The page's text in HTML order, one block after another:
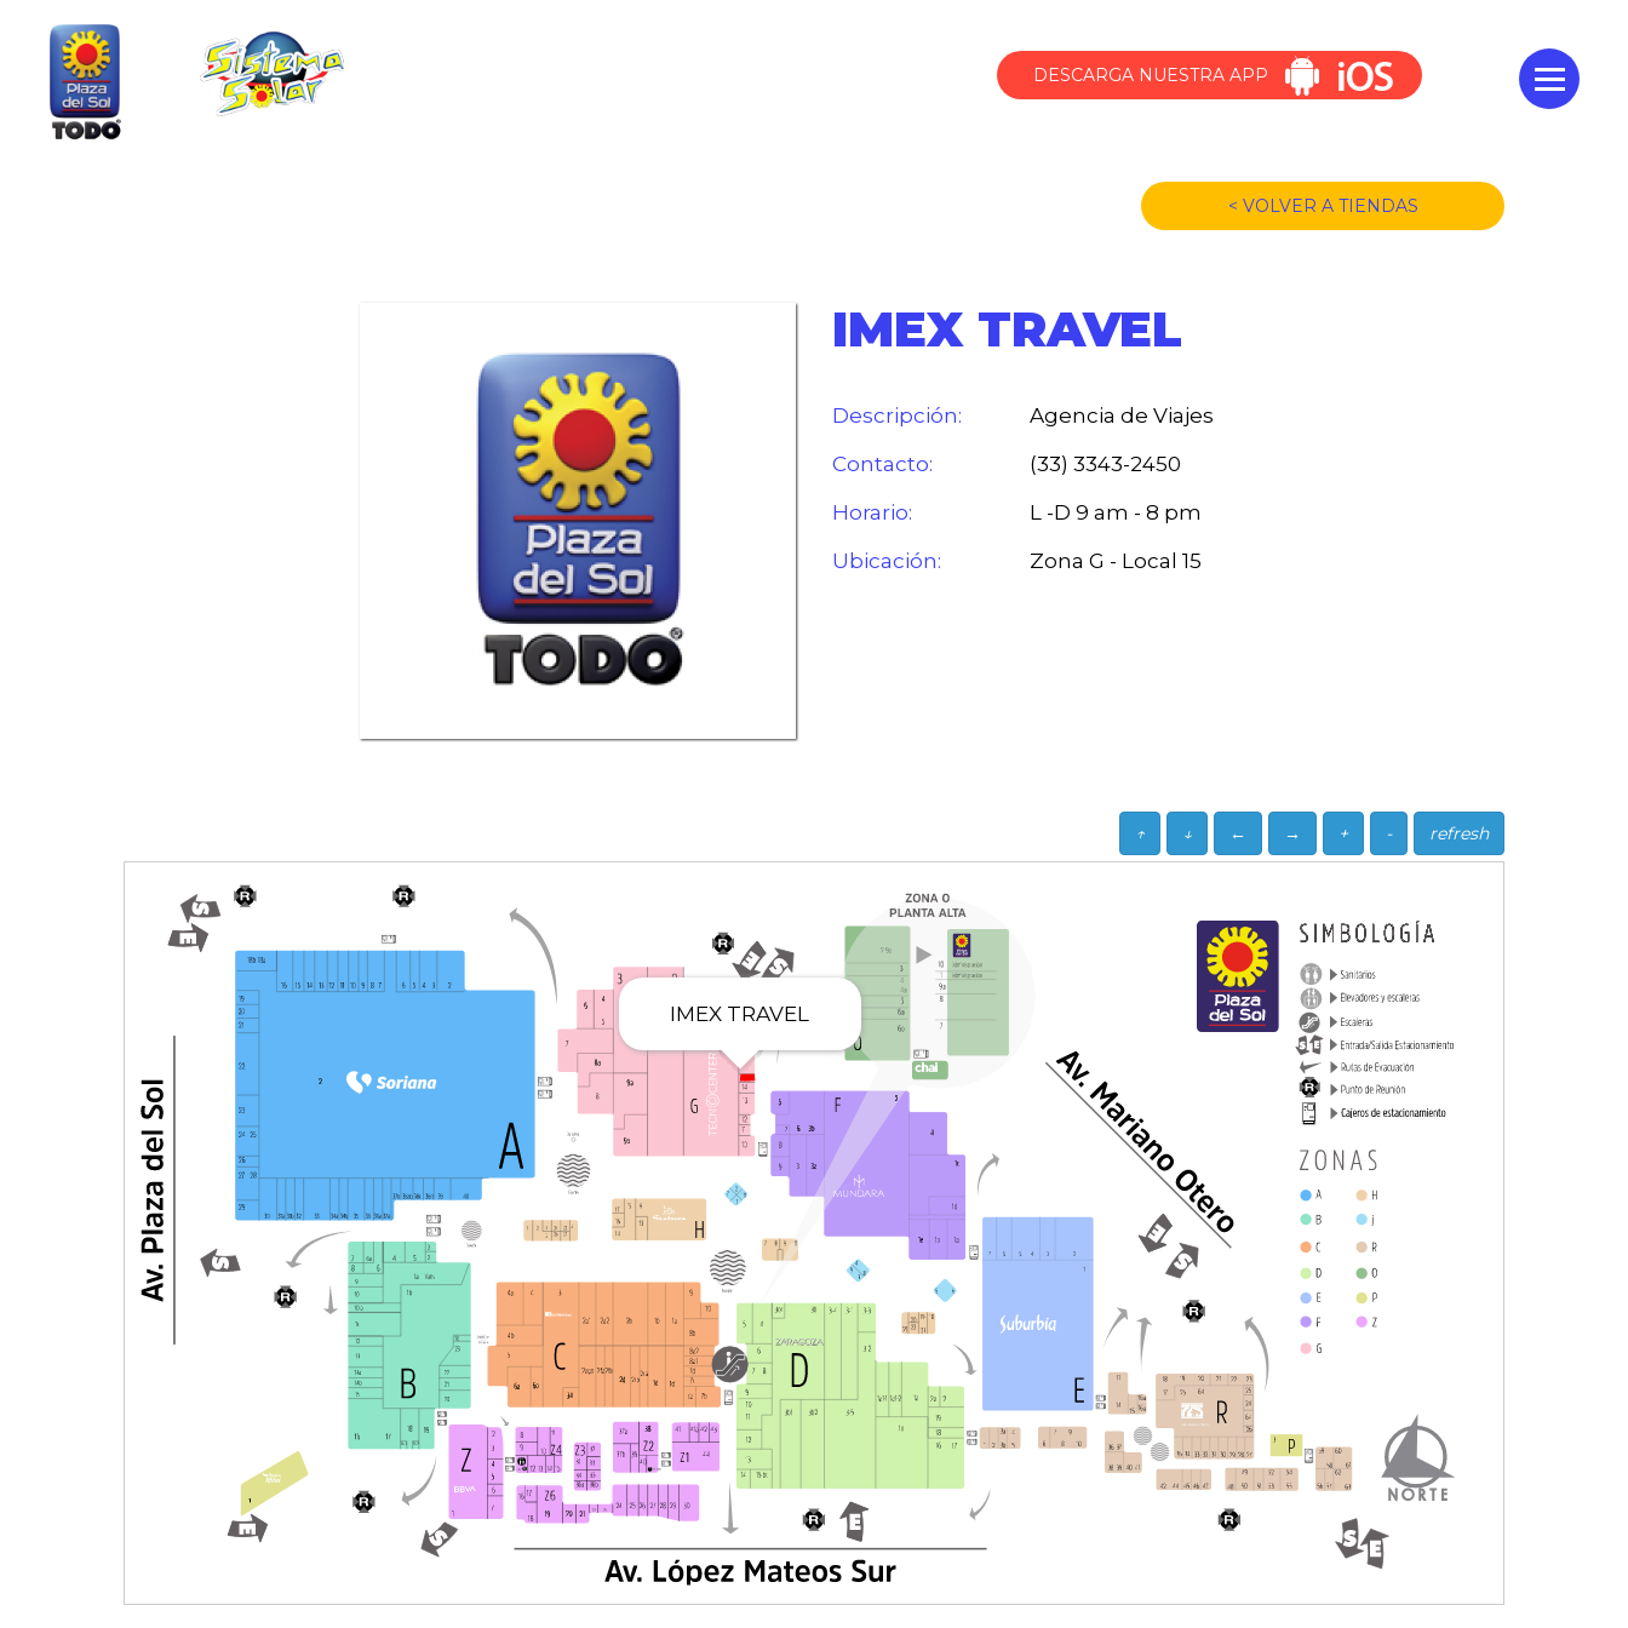
DESCARGA NUESTRA APP
< VOLVER A TIENDAS
IMEX TRAVEL
Descripción:
Agencia de Viajes
Contacto:
(33) 3343-2450
Horario:
L -D 9 am - 8 pm
Ubicación:
Zona G - Local 15
refresh
-
+
→
←
↓
↑
IMEX TRAVEL